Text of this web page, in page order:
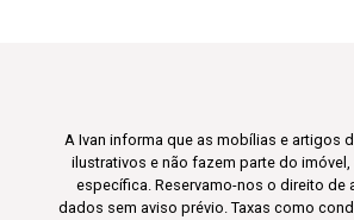
A Ivan informa que as mobílias e artigos
ilustrativos e não fazem parte do
específica. Reservamo-nos o direito de
dados sem aviso prévio. Taxas como